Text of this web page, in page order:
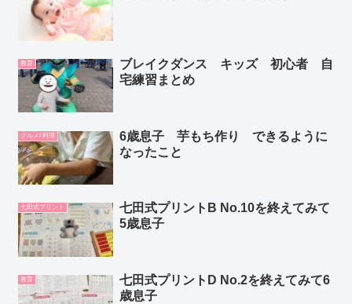
教育
ブレイクダンス キッズ 初心者 自
宅練習まとめ
グルメ/ 料理
6歳息子 芋もち作り できるように
なったこと
七田式プリント
七田式プリントB No.10を終えてみて
5歳息子
教育
七田式プリントD No.2を終えてみて6
歳息子